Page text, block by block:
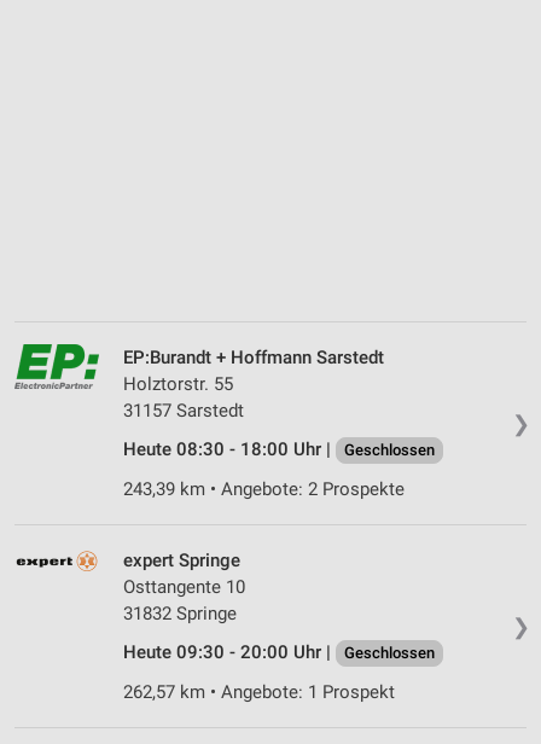
❯
EP:Burandt + Hoffmann Sarstedt
Holztorstr. 55
31157 Sarstedt
Heute 08:30 - 18:00 Uhr |
Geschlossen
243,39 km • Angebote: 2 Prospekte
❯
expert Springe
Osttangente 10
31832 Springe
Heute 09:30 - 20:00 Uhr |
Geschlossen
262,57 km • Angebote: 1 Prospekt